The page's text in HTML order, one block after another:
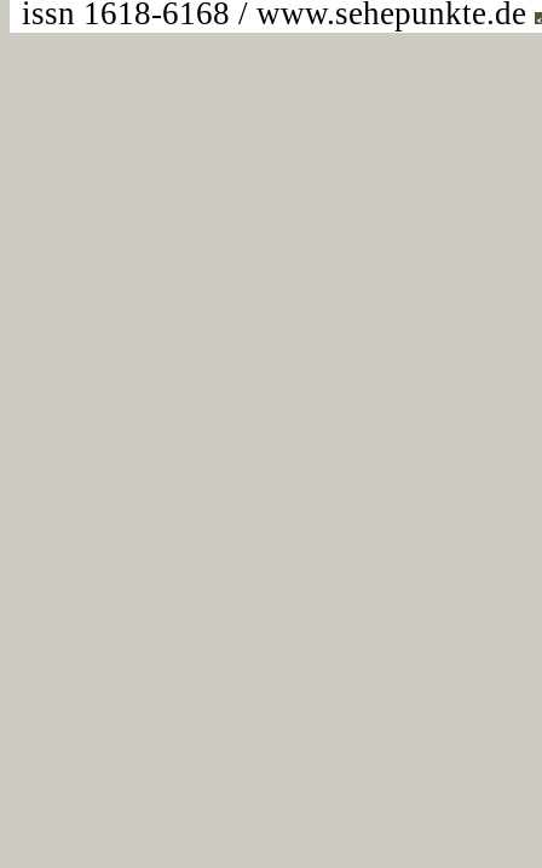
issn 1618-6168 / www.sehepunkte.de